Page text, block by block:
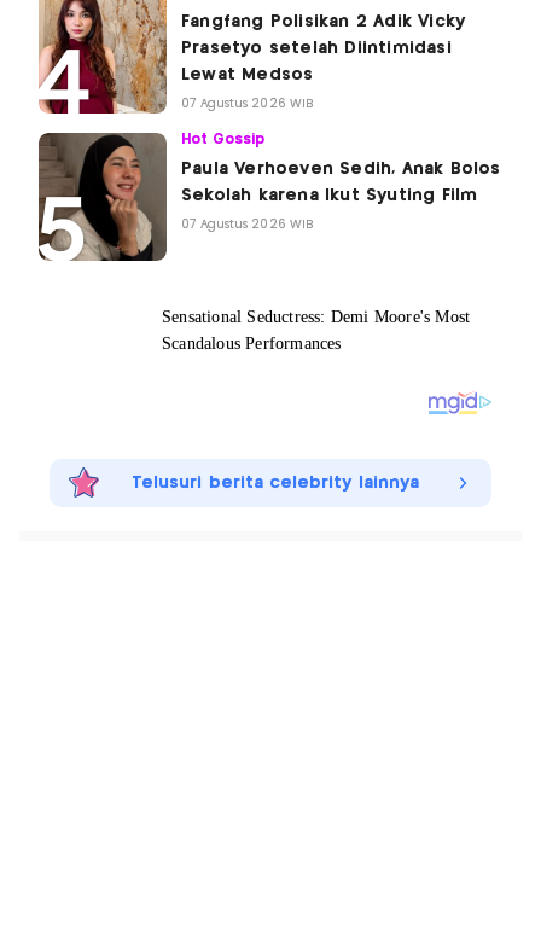
Fangfang Polisikan 2 Adik Vicky
Prasetyo setelah Diintimidasi
Lewat Medsos
07 Agustus 2026 WIB
Hot Gossip
Paula Verhoeven Sedih, Anak Bolos
Sekolah karena Ikut Syuting Film
07 Agustus 2026 WIB
Telusuri berita celebrity lainnya